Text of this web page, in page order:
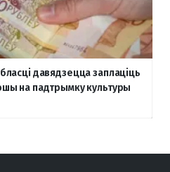
давядзецца заплаціць
на падтрымку культуры